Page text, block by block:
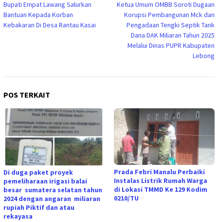
pos
Bupati Empat Lawang Salurkan
Bantuan Kepada Korban
Kebakaran Di Desa Rantau Kasai
Ketua Umum OMBB Soroti Dugaan
Korupsi Pembangunan Mck dan
Pengadaan Tengki Septik Tank
Dana DAK Miliaran Tahun 2025
Melalui Dinas PUPR Kabupaten
Lebong
POS TERKAIT
Di duga paket proyek
pemeliharaan irigasi balai
besar sumatera selatan tahun
2024 dengan angaran miliaran
rupiah Piktif dan atau
rekayasa
Prada Febri Manalu Perbaiki
Instalas Listrik Rumah Warga
di Lokasi TMMD Ke 129 Kodim
0210/TU